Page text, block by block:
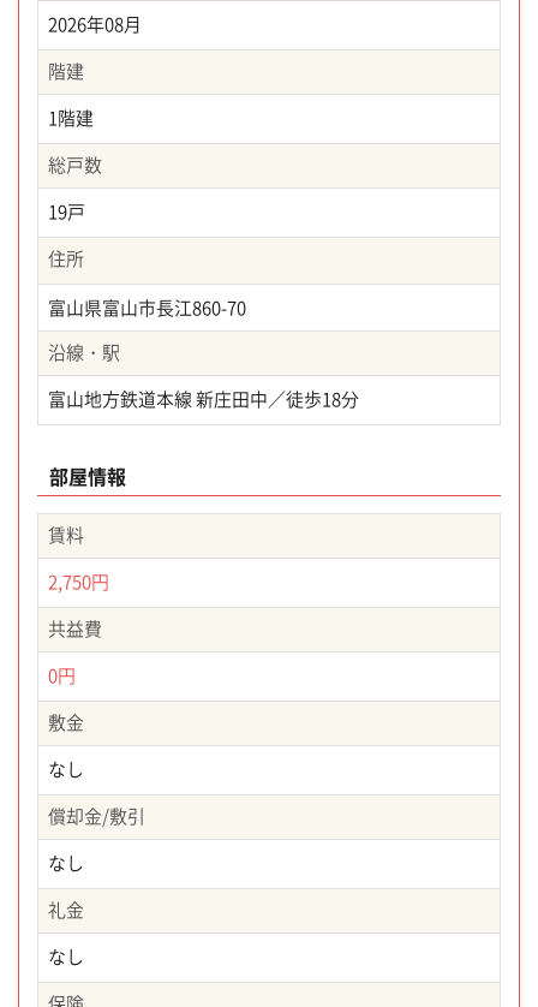
2026年08月
階建
1階建
総戸数
19戸
住所
富山県富山市長江860-70
沿線・駅
富山地方鉄道本線 新庄田中／徒歩18分
部屋情報
賃料
2,750円
共益費
0円
敷金
なし
償却金/敷引
なし
礼金
なし